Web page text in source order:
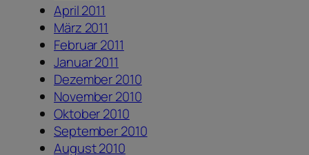
April 2011
März 2011
Februar 2011
Januar 2011
Dezember 2010
November 2010
Oktober 2010
September 2010
August 2010